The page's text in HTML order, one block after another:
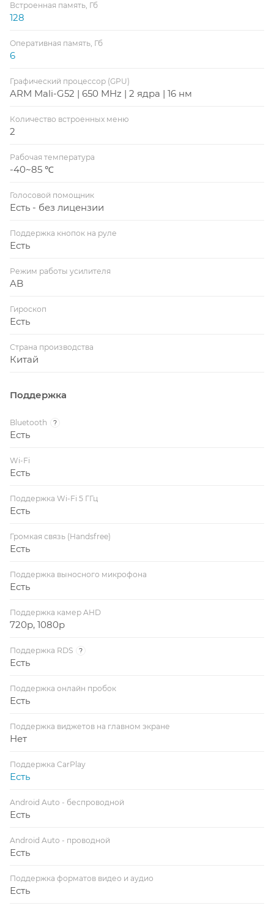
Встроенная память, Гб
128
Оперативная память, Гб
6
Графический процессор (GPU)
ARM Mali-G52 | 650 MHz | 2 ядра | 16 нм
Количество встроенных меню
2
Рабочая температура
-40~85 ℃
Голосовой помощник
Есть - без лицензии
Поддержка кнопок на руле
Есть
Режим работы усилителя
AB
Гироскоп
Есть
Страна производства
Китай
Поддержка
Bluetooth ?
Есть
Wi-Fi
Есть
Поддержка Wi-Fi 5 ГГц
Есть
Громкая связь (Handsfree)
Есть
Поддержка выносного микрофона
Есть
Поддержка камер AHD
720p, 1080p
Поддержка RDS ?
Есть
Поддержка онлайн пробок
Есть
Поддержка виджетов на главном экране
Нет
Поддержка CarPlay
Есть
Android Auto - беспроводной
Есть
Android Auto - проводной
Есть
Поддержка форматов видео и аудио
Есть